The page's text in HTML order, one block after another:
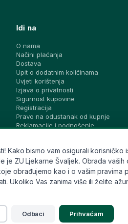
Idi na
O nama
Načini plaćanja
Dostava
Upit o dodatnim količinama
Uvjeti korištenja
Izjava o privatnosti
Sigurnost kupovine
Registracija
Pravo na odustanak od kupnje
Reklamacije i podnošenje
Pitaj ljekarnika
Česta pitanja
Kontakt
Sitemap
Kako bismo vam osigurali
ZU Ljekarne Švaljek. Obrada
obrađujemo kao i o vašim pravima
Ukoliko Vas zanima više ili želite
Odbaci Prihvaćam